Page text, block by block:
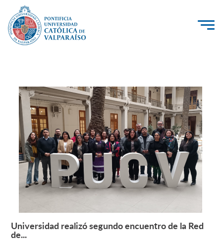
PUCV Internacional
Vinculación con el Medio
Admisión
Pregrado
Postgrado
Formación Continua
Leer más +
Universidad realizó segundo encuentro de la Red
de...